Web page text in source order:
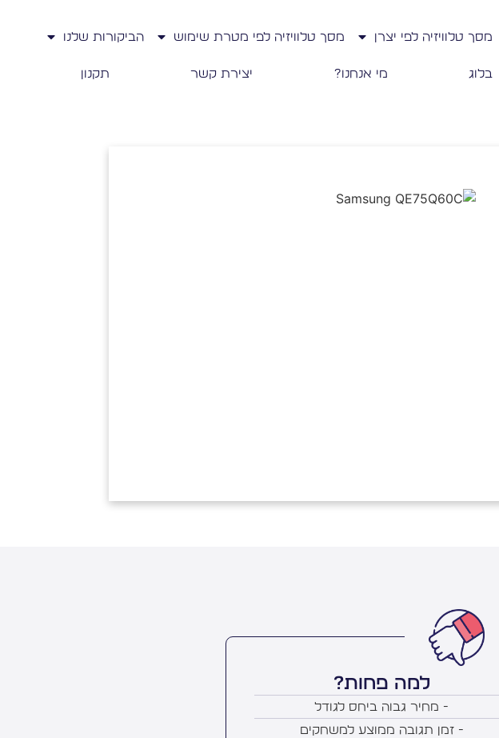
מסך טלוויזיה לפי יצרן מסך טלוויזיה לפי מטרת שימוש הביקורות שלנו
בלוג מי אנחנו? יצירת קשר תקנון
למה פחות?
- מחיר גבוה ביחס לגודל
- זמן תגובה ממוצע למשחקים